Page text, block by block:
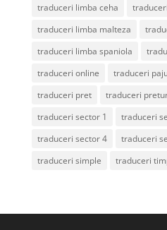
traduceri limba ceha
traduceri limba malteza
traduceri limba spaniola
traduceri online
traduceri
traduceri pret
traduceri
traduceri sector 1
traduceri
traduceri sector 4
traduceri
traduceri simple
traduceri